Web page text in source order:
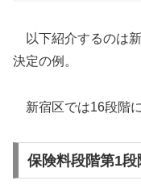
以下紹介するのは
決定の例。
新宿区では16段階
保険料段階第1段